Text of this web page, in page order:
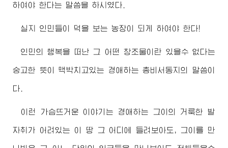
하여야 한다는 말씀을 하시였다.
실지 인민들이 덕을 보는 농장이 되게 하여야 한다!
인민의 행복을 떠난 그 어떤 창조물이란 있을수 없다는
숭고한 뜻이 맥박치고있는 경애하는 총비서동지의 말씀이
다.
이런 가슴뜨거운 이야기는 경애하는 그이의 거룩한 발
자취가 어려있는 이 땅 그 어디에 들려보아도, 그이를 만